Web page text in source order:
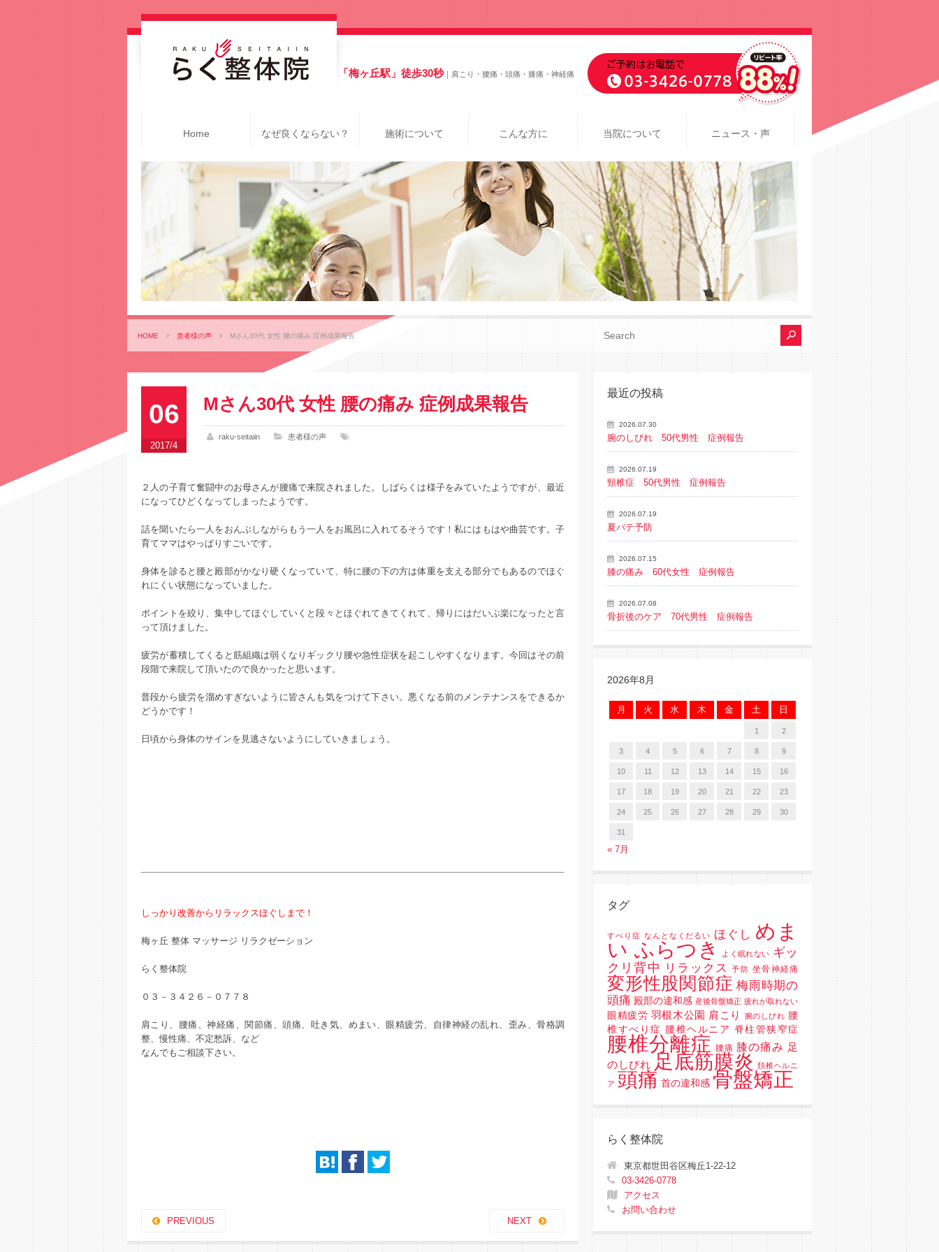
「梅ヶ丘駅」徒歩30秒｜肩こり・腰痛・頭痛・膝痛・神経痛
Home なぜ良くならない？ 施術について こんな方に 当院について ニュース・声
HOME > 患者様の声 > Mさん30代 女性 腰の痛み 症例成果報告
06
2017/4
Mさん30代 女性 腰の痛み 症例成果報告
raku-seitaiin 患者様の声
２人の子育て奮闘中のお母さんが腰痛で来院されました。しばらくは様子をみていたようですが、最近
になってひどくなってしまったようです。
話を聞いたら一人をおんぶしながらもう一人をお風呂に入れてるそうです！私にはもはや曲芸です。子
育てママはやっぱりすごいです。
身体を診ると腰と殿部がかなり硬くなっていて、特に腰の下の方は体重を支える部分でもあるのでほぐ
れにくい状態になっていました。
ポイントを絞り、集中してほぐしていくと段々とほぐれてきてくれて、帰りにはだいぶ楽になったと言
って頂けました。
疲労が蓄積してくると筋組織は弱くなりギックリ腰や急性症状を起こしやすくなります。今回はその前
段階で来院して頂いたので良かったと思います。
普段から疲労を溜めすぎないように皆さんも気をつけて下さい。悪くなる前のメンテナンスをできるか
どうかです！
日頃から身体のサインを見逃さないようにしていきましょう。
しっかり改善からリラックスほぐしまで！
梅ヶ丘 整体 マッサージ リラクゼーション
らく整体院
０３－３４２６－０７７８
肩こり、腰痛、神経痛、関節痛、頭痛、吐き気、めまい、眼精疲労、自律神経の乱れ、歪み、骨格調
整、慢性痛、不定愁訴、など
なんでもご相談下さい。
PREVIOUS NEXT
最近の投稿
2026.07.30
腕のしびれ 50代男性 症例報告
2026.07.19
頸椎症 50代男性 症例報告
2026.07.19
夏バテ予防
2026.07.15
膝の痛み 60代女性 症例報告
2026.07.08
骨折後のケア 70代男性 症例報告
2026年8月
月 火 水 木 金 土 日
1 2
3 4 5 6 7 8 9
10 11 12 13 14 15 16
17 18 19 20 21 22 23
24 25 26 27 28 29 30
31
« 7月
タグ
すべり症 なんとなくだるい ほぐし めま
い ふらつき
よく眠れない ギッ
クリ背中
リラックス 予防 坐骨神経痛
変形性股関節症 梅雨時期の
頭痛 殿部の違和感 産後骨盤矯正 疲れが取れない
眼精疲労 羽根木公園 肩こり 腕のしびれ 腰
椎すべり症 腰椎ヘルニア 脊柱管狭窄症
腰椎分離症 腰痛 膝の痛み 足
のしびれ 足底筋膜炎 頚椎ヘルニ
ア 頭痛 首の違和感 骨盤矯正
らく整体院
東京都世田谷区梅丘1-22-12
03-3426-0778
アクセス
お問い合わせ